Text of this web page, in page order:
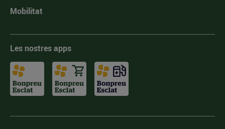
Mobilitat
Les nostres apps